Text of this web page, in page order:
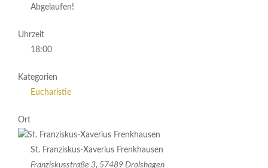
Abgelaufen!
Uhrzeit
18:00
Kategorien
Eucharistie
Ort
St. Franziskus-Xaverius Frenkhausen
Franziskusstraße 3, 57489 Drolshagen